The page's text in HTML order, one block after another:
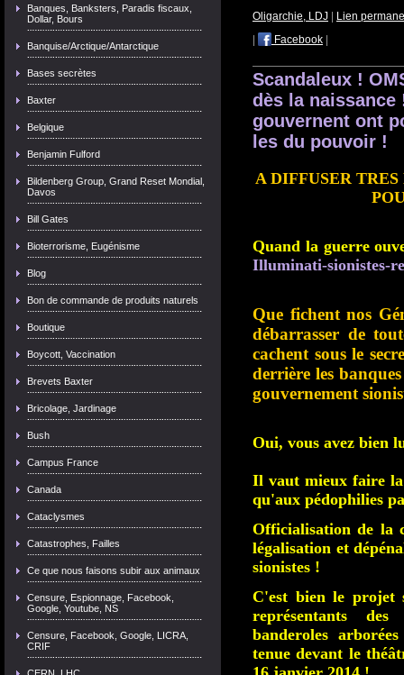
Banques, Banksters, Paradis fiscaux,
Dollar, Bours
Banquise/Arctique/Antarctique
Bases secrètes
Baxter
Belgique
Benjamin Fulford
Bildenberg Group, Grand Reset Mondial,
Davos
Bill Gates
Bioterrorisme, Eugénisme
Blog
Bon de commande de produits naturels
Boutique
Boycott, Vaccination
Brevets Baxter
Bricolage, Jardinage
Bush
Campus France
Canada
Cataclysmes
Catastrophes, Failles
Ce que nous faisons subir aux animaux
Censure, Espionnage, Facebook,
Google, Youtube, NS
Censure, Facebook, Google, LICRA,
CRIF
Oligarchie, LDJ
Lien
Facebook
Scandaleux !
dès la
gouvernent ont
les du pouvoir !
A DIFFUSER
Quand la guerre
Illuminati-sionistes-
Que fichent nos
débarrasser de
cachent sous le
derrière les
gouvernement
Oui, vous avez bien
Il vaut mieux faire la
qu'aux pédophilies
Officialisation de la
légalisation et
sionistes !
C'est bien le projet
représentants
banderoles
tenue devant le